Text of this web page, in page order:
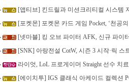
[앱티브] 킨드릴과 미션크리티컬 시스템
[포켓몬] 포켓몬 카드 게임 Pocket, ‘천공
[넷마블] 킹 오브 파이터 AFK, 신규 파이
[SNK] 아랑전설 CotW, 시즌 3 시작·릭 스
라이엇, LoL 프로게이머 Straight 선수 치
[에이치투] IGS 클래식 아케이드 컬렉션